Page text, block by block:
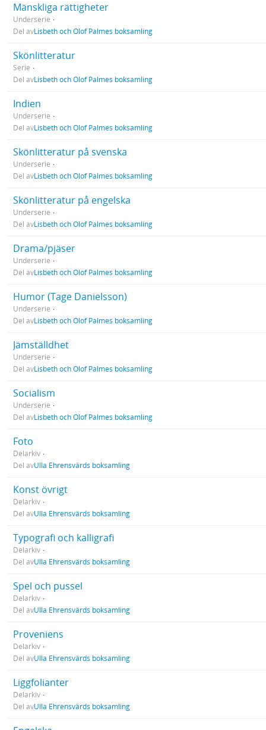
Mänskliga rättigheter
Underserie
Del avLisbeth och Olof Palmes boksamling
Skönlitteratur
Serie
Del avLisbeth och Olof Palmes boksamling
Indien
Underserie
Del avLisbeth och Olof Palmes boksamling
Skönlitteratur på svenska
Underserie
Del avLisbeth och Olof Palmes boksamling
Skönlitteratur på engelska
Underserie
Del avLisbeth och Olof Palmes boksamling
Drama/pjäser
Underserie
Del avLisbeth och Olof Palmes boksamling
Humor (Tage Danielsson)
Underserie
Del avLisbeth och Olof Palmes boksamling
Jämställdhet
Underserie
Del avLisbeth och Olof Palmes boksamling
Socialism
Underserie
Del avLisbeth och Olof Palmes boksamling
Foto
Delarkiv
Del avUlla Ehrensvärds boksamling
Konst övrigt
Delarkiv
Del avUlla Ehrensvärds boksamling
Typografi och kalligrafi
Delarkiv
Del avUlla Ehrensvärds boksamling
Spel och pussel
Delarkiv
Del avUlla Ehrensvärds boksamling
Proveniens
Delarkiv
Del avUlla Ehrensvärds boksamling
Liggfolianter
Delarkiv
Del avUlla Ehrensvärds boksamling